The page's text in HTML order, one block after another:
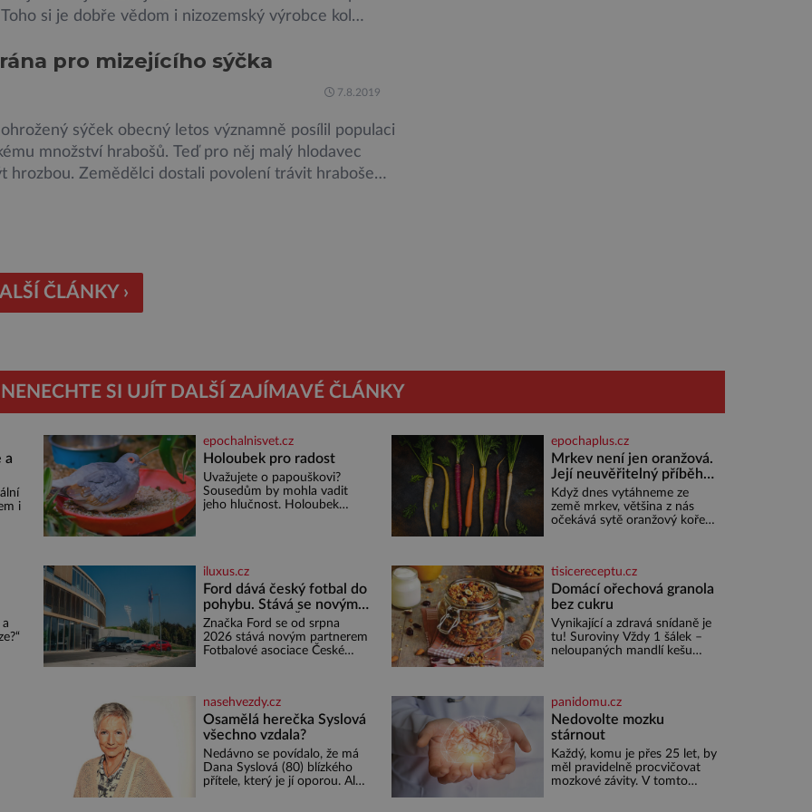
si je dobře vědom i nizozemský výrobce kol
na světě. Skutečně nepřehání? Pokud se podrobněji
pro mizejícího sýčka
7.8.2019
sýček obecný letos významně posílil populaci
množství hrabošů. Teď pro něj malý hlodavec
hrozbou. Zemědělci dostali povolení trávit hraboše
Ústředního kontrolního a zkušebního ústavu
[…]
ČLÁNKY ›
NENECHTE SI UJÍT DALŠÍ ZAJÍMAVÉ ČLÁNKY
a
i
epochalnisvet.cz
Holoubek pro radost
Uvažujete o papouškovi?
Sousedům by mohla vadit
jeho hlučnost. Holoubek
se o nenáročného klidného
ptáčka, který většinu dne jen
posedává. Hodně času tráví
na zemi, kde sbírá zbytky
semínek Jeho domovinou je
prakticky celá Austrálie s
výjimkou pobřežní oblasti.
epochaplus.cz
Mrkev není jen oranžová.
Její neuvěřitelný příběh
začíná fialovou barvou
Když dnes vytáhneme ze
země mrkev, většina z nás
očekává sytě oranžový kořen.
bílá, někdy dokonce téměř
černá. Až díky stovkám let
pečlivého šlechtění se z ní
stává zelenina, bez které si
českou zahradu ani
nedokážeme představit. Její
příběh je
iluxus.cz
Ford dává český fotbal do
pohybu. Stává se novým
partnerem FAČR
Značka Ford se od srpna
2026 stává novým partnerem
Fotbalové asociace České
týmů i českého fotbalu v
regionech. Partner
tisicereceptu.cz
Domácí ořechová granola
bez cukru
Vynikající a zdravá snídaně je
tu! Suroviny Vždy 1 šálek –
neloupaných mandlí kešu
ovesných vloček 1 lžíce mlet
nasehvezdy.cz
Osamělá herečka Syslová
všechno vzdala?
Nedávno se povídalo, že má
Dana Syslová (80) blízkého
přítele, který je jí oporou. Ale
panidomu.cz
Nedovolte mozku
stárnout
Každý, komu je přes 25 let, by
měl pravidelně procvičovat
mozkové závity. V tomto